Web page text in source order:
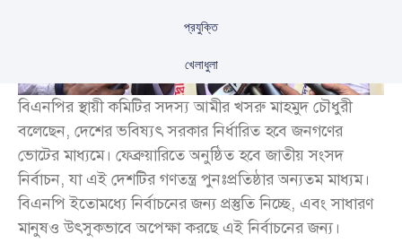
প্রযুক্তি
খেলাধুলা
বিএনপির স্থায়ী কমিটির সদস্য আমীর খসরু মাহমুদ চৌধুরী
বলেছেন, দেশের ভবিষ্যৎ সরকার নির্ধারিত হবে জনগণের
ভোটের মাধ্যমে। ফেব্রুয়ারিতে অনুষ্ঠিত হবে জাতীয় সংসদ
নির্বাচন, যা এই দেশটির গণতন্ত্র পুনঃপ্রতিষ্ঠার অন্যতম মাধ্যম।
বিএনপি ইতোমধ্যে নির্বাচনের জন্য প্রস্তুতি নিচ্ছে, এবং সাধারণ
মানুষও উৎসুকভাবে অপেক্ষা করছে এই নির্বাচনের জন্য।